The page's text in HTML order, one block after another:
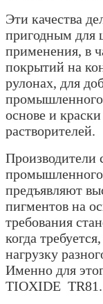
Эти качества
пригодным для
применения, в
покрытий на
рулонах, для
промышленного
основе и
растворителей.
Производители
промышленного
предъявляют
пигментов на
требования
когда
нагрузку
Именно для
TIOXIDE TR81.